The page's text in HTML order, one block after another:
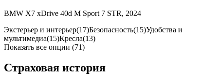
BMW X7 xDrive 40d M Sport 7 STR, 2024
Экстерьер и интерьер(17)Безопасность(15)Удобства и
мультимедиа(15)Кресла(13)
Показать все опции (71)
Страховая история